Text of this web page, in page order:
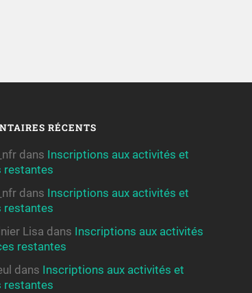
RÉCENTS
dans Inscriptions aux activités et
restantes
dans Inscriptions aux activités et
restantes
Lisa dans Inscriptions aux activités
restantes
dans Inscriptions aux activités et
restantes